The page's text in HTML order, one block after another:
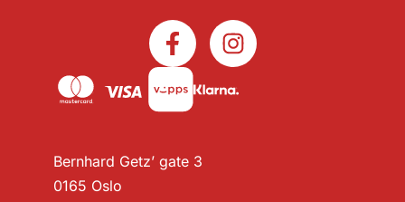
Bernhard Getz’ gate 3
0165 Oslo